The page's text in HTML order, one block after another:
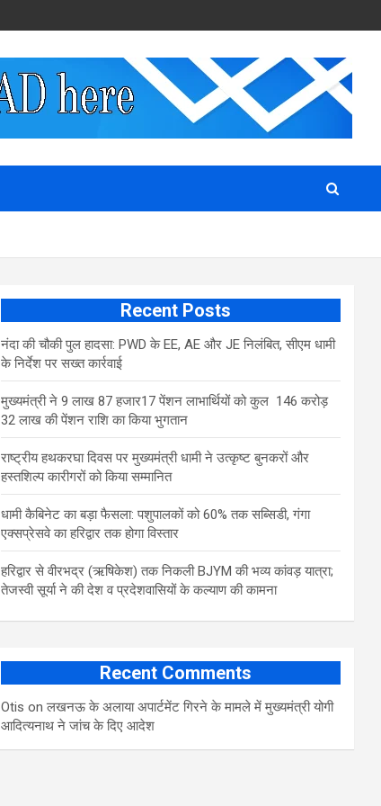
Recent Posts
नंदा की चौकी पुल हादसा: PWD के EE, AE और JE निलंबित, सीएम धामी
के निर्देश पर सख्त कार्रवाई
मुख्यमंत्री ने 9 लाख 87 हजार17 पेंशन लाभार्थियों को कुल 146 करोड़
32 लाख की पेंशन राशि का किया भुगतान
राष्ट्रीय हथकरघा दिवस पर मुख्यमंत्री धामी ने उत्कृष्ट बुनकरों और
हस्तशिल्प कारीगरों को किया सम्मानित
​धामी कैबिनेट का बड़ा फैसला: पशुपालकों को 60% तक सब्सिडी, गंगा
एक्सप्रेसवे का हरिद्वार तक होगा विस्तार
​हरिद्वार से वीरभद्र (ऋषिकेश) तक निकली BJYM की भव्य कांवड़ यात्रा;
तेजस्वी सूर्या ने की देश व प्रदेशवासियों के कल्याण की कामना
Recent Comments
Otis onलखनऊ के अलाया अपार्टमेंट गिरने के मामले में मुख्‍यमंत्री योगी
आद‍ित्‍यनाथ ने जांच के द‍िए आदेश